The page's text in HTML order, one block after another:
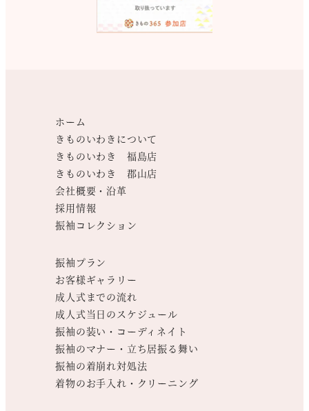
ホーム
きものいわきについて
きものいわき 福島店
きものいわき 郡山店
会社概要・沿革
採用情報
振袖コレクション
振袖プラン
お客様ギャラリー
成人式までの流れ
成人式当日のスケジュール
振袖の装い・コーディネイト
振袖のマナー・立ち居振る舞い
振袖の着崩れ対処法
着物のお手入れ・クリーニング